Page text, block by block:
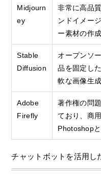
Midjourn
ey
非常に高品
ンドイメー
ー素材の作
Stable
Diffusion
オープンソ
品を固定し
軟な画像生
Adobe
Firefly
著作権の問
ており、商
Photoshop
チャットボットを活用し